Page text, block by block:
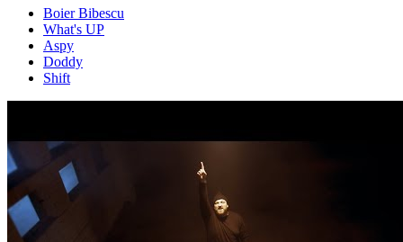
Boier Bibescu
What's UP
Aspy
Doddy
Shift